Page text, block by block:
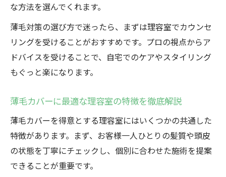
な方法を選んでくれます。
薄毛対策の選び方で迷ったら、まずは理容室でカウンセ
リングを受けることがおすすめです。プロの視点からア
ドバイスを受けることで、自宅でのケアやスタイリング
もぐっと楽になります。
薄毛カバーに最適な理容室の特徴を徹底解説
薄毛カバーを得意とする理容室にはいくつかの共通した
特徴があります。まず、お客様一人ひとりの髪質や頭皮
の状態を丁寧にチェックし、個別に合わせた施術を提案
できることが重要です。